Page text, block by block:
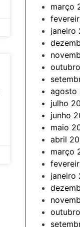
março
janeiro
agosto
julho
junho
maio
abril
março
janeiro